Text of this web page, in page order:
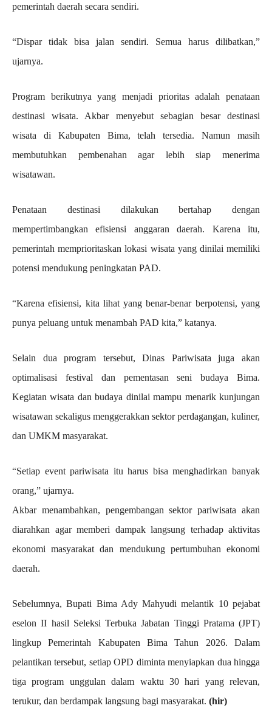
pemerintah daerah secara sendiri.
“Dispar tidak bisa jalan sendiri. Semua harus dilibatkan,”
ujarnya.
Program berikutnya yang menjadi prioritas adalah penataan
destinasi wisata. Akbar menyebut sebagian besar destinasi
wisata di Kabupaten Bima, telah tersedia. Namun masih
membutuhkan pembenahan agar lebih siap menerima
wisatawan.
Penataan destinasi dilakukan bertahap dengan
mempertimbangkan efisiensi anggaran daerah. Karena itu,
pemerintah memprioritaskan lokasi wisata yang dinilai memiliki
potensi mendukung peningkatan PAD.
“Karena efisiensi, kita lihat yang benar-benar berpotensi, yang
punya peluang untuk menambah PAD kita,” katanya.
Selain dua program tersebut, Dinas Pariwisata juga akan
optimalisasi festival dan pementasan seni budaya Bima.
Kegiatan wisata dan budaya dinilai mampu menarik kunjungan
wisatawan sekaligus menggerakkan sektor perdagangan, kuliner,
dan UMKM masyarakat.
“Setiap event pariwisata itu harus bisa menghadirkan banyak
orang,” ujarnya.
Akbar menambahkan, pengembangan sektor pariwisata akan
diarahkan agar memberi dampak langsung terhadap aktivitas
ekonomi masyarakat dan mendukung pertumbuhan ekonomi
daerah.
Sebelumnya, Bupati Bima Ady Mahyudi melantik 10 pejabat
eselon II hasil Seleksi Terbuka Jabatan Tinggi Pratama (JPT)
lingkup Pemerintah Kabupaten Bima Tahun 2026. Dalam
pelantikan tersebut, setiap OPD diminta menyiapkan dua hingga
tiga program unggulan dalam waktu 30 hari yang relevan,
terukur, dan berdampak langsung bagi masyarakat. (hir)